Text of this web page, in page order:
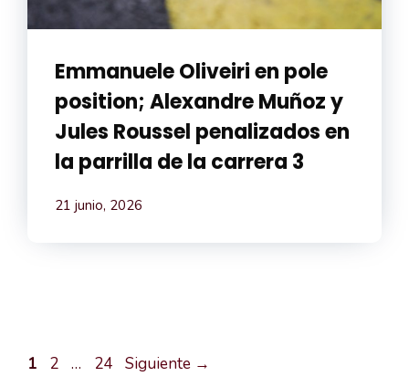
Emmanuele Oliveiri en pole
position; Alexandre Muñoz y
Jules Roussel penalizados en
la parrilla de la carrera 3
21 junio, 2026
Página
1 Página
2 … Página
24 Siguiente →